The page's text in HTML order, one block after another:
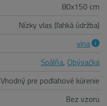
80x150 cm
Nízky vlas (ľahká údržba)
vlna
Spálňa, Obývačka
Vhodný pre podlahové kúrenie
Bez vzoru